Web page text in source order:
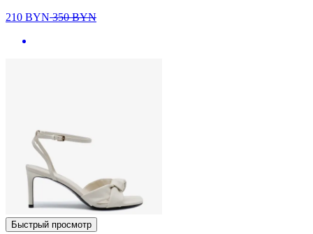
210 BYN350BYN
Быстрый просмотр